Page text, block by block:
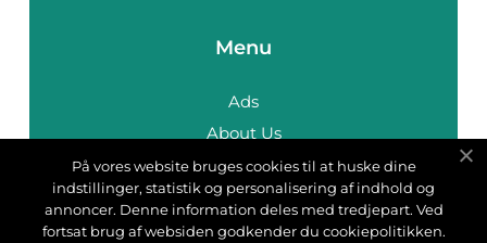
Menu
Ads
About Us
Cookies
Contact
Sitemap
På vores website bruges cookies til at huske dine
indstillinger, statistik og personalisering af indhold og
annoncer. Denne information deles med tredjepart. Ved
fortsat brug af websiden godkender du cookiepolitikken.